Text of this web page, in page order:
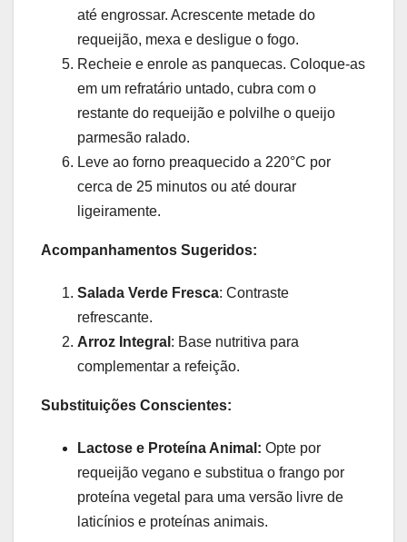
até engrossar. Acrescente metade do
requeijão, mexa e desligue o fogo.
Recheie e enrole as panquecas. Coloque-as
em um refratário untado, cubra com o
restante do requeijão e polvilhe o queijo
parmesão ralado.
Leve ao forno preaquecido a 220°C por
cerca de 25 minutos ou até dourar
ligeiramente.
Acompanhamentos Sugeridos:
Salada Verde Fresca: Contraste
refrescante.
Arroz Integral : Base nutritiva para
complementar a refeição.
Substituições Conscientes:
Lactose e Proteína Animal: Opte por
requeijão vegano e substitua o frango por
proteína vegetal para uma versão livre de
laticínios e proteínas animais.